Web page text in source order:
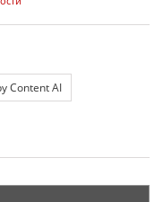
Content AI